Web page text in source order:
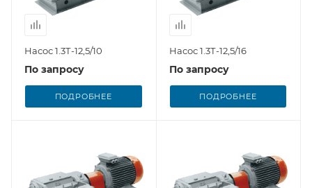
Насос 1.3Т-12,5/10
По запросу
ПОДРОБНЕЕ
Насос 1.3Т-12,5/16
По запросу
ПОДРОБНЕЕ